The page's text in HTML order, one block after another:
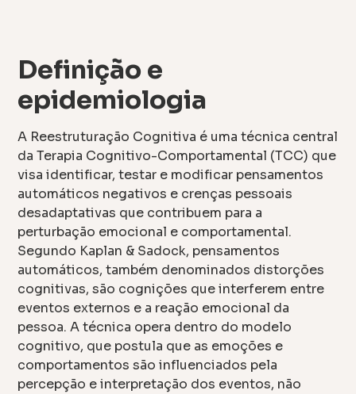
Definição e
epidemiologia
A Reestruturação Cognitiva é uma técnica central
da Terapia Cognitivo-Comportamental (TCC) que
visa identificar, testar e modificar pensamentos
automáticos negativos e crenças pessoais
desadaptativas que contribuem para a
perturbação emocional e comportamental.
Segundo Kaplan & Sadock, pensamentos
automáticos, também denominados distorções
cognitivas, são cognições que interferem entre
eventos externos e a reação emocional da
pessoa. A técnica opera dentro do modelo
cognitivo, que postula que as emoções e
comportamentos são influenciados pela
percepção e interpretação dos eventos, não